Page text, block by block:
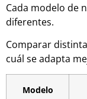
Cada modelo de
diferentes.
Comparar
cuál se adapta
Modelo